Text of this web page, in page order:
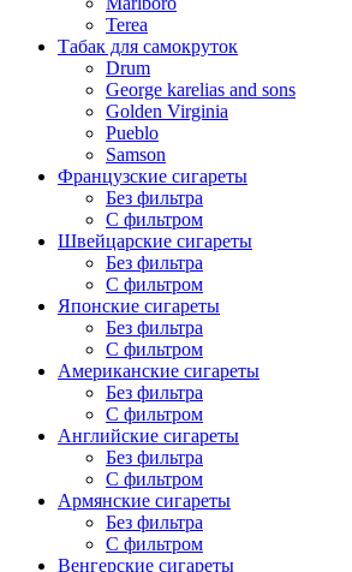
Terea
Табак для самокруток
Drum
George karelias and sons
Golden Virginia
Pueblo
Samson
Французские сигареты
Без фильтра
С фильтром
Швейцарские сигареты
Без фильтра
С фильтром
Японские сигареты
Без фильтра
С фильтром
Американские сигареты
Без фильтра
С фильтром
Английские сигареты
Без фильтра
С фильтром
Армянские сигареты
Без фильтра
С фильтром
Венгерские сигареты